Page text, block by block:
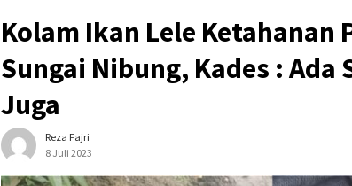
Kolam Ikan Lele Ketahanan
Sungai Nibung, Kades : Ada
Juga
Reza Fajri
8 Juli 2023